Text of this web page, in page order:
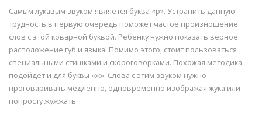
Самым лукавым звуком является буква «р». Устранить данную
трудность в первую очередь поможет частое произношение
слов с этой коварной буквой. Ребенку нужно показать верное
расположение губ и языка. Помимо этого, стоит пользоваться
специальными стишками и скороговорками. Похожая методика
подойдет и для буквы «ж». Слова с этим звуком нужно
проговаривать медленно, одновременно изображая жука или
попросту жужжать.